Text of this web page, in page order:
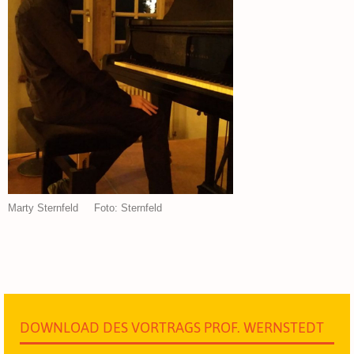
Marty Sternfeld Foto: Sternfeld
DOWNLOAD DES VORTRAGS PROF. WERNSTEDT